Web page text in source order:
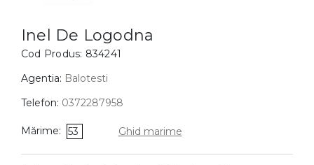
Cercei
Bratari
Coliere
Lanturi
Pandantive
DIAMANTE Vezi toate
Inel De Logodna
Cod Produs: 834241
Agentia: Balotesti
Telefon: 0372287958
Mărime: 53 Ghid marime